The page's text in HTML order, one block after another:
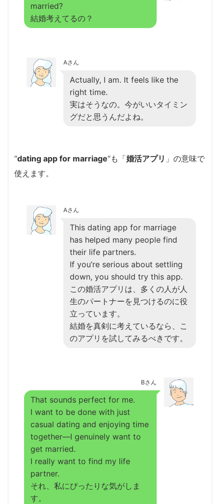
married?
結婚考えてるの？
Aさん
Actually, I am. It feels like the
right time.
実はそうなの。今がいいタイミン
グだと思うんだよね。
“dating app for marriage“も「婚活アプリ 」の意味で
使えます。
Aさん
This dating app for marriage
has helped many people find
their life partners.
If you’re serious about settling
down, you should try this app.
この婚活アプリは、多くの人が人
生のパートナーを見つけるのに役
立っています。
結婚を真剣に考えているなら、こ
のアプリを試してみるべきです。
Bさん
That sounds perfect for me.
I want to be done with just
casual dating and enjoying time
together—I genuinely want to
get married.
I really want to find my life
partner.
それ、私にぴったりな気がしま
す。